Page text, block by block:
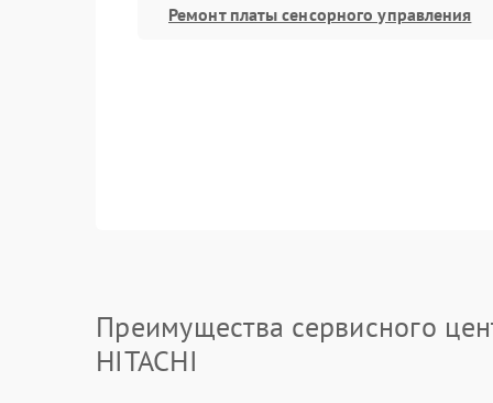
Ремонт платы сенсорного управления
Преимущества сервисного
HITACHI